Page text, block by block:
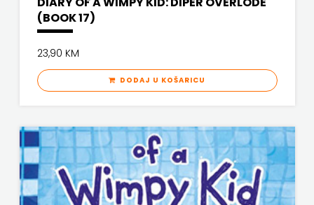
PALABRA
ZNANJE
(BOOK 17)
23,90 KM
DODAJ U KOŠARICU